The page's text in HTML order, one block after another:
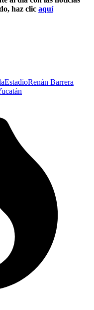
haz clic aquí
EstadioRenán Barrera